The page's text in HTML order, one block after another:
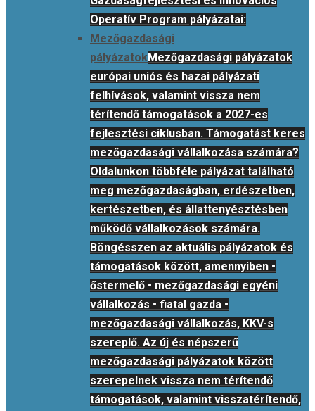
Operatív Program pályázatai:
Mezőgazdasági
pályázatokMezőgazdasági pályázatok
európai uniós és hazai pályázati
felhívások, valamint vissza nem
térítendő támogatások a 2027-es
fejlesztési ciklusban. Támogatást keres
mezőgazdasági vállalkozása számára?
Oldalunkon többféle pályázat található
meg mezőgazdaságban, erdészetben,
kertészetben, és állattenyésztésben
működő vállalkozások számára.
Böngésszen az aktuális pályázatok és
támogatások között, amennyiben •
őstermelő • mezőgazdasági egyéni
vállalkozás • fiatal gazda •
mezőgazdasági vállalkozás, KKV-s
szereplő. Az új és népszerű
mezőgazdasági pályázatok között
szerepelnek vissza nem térítendő
támogatások, valamint visszatérítendő,